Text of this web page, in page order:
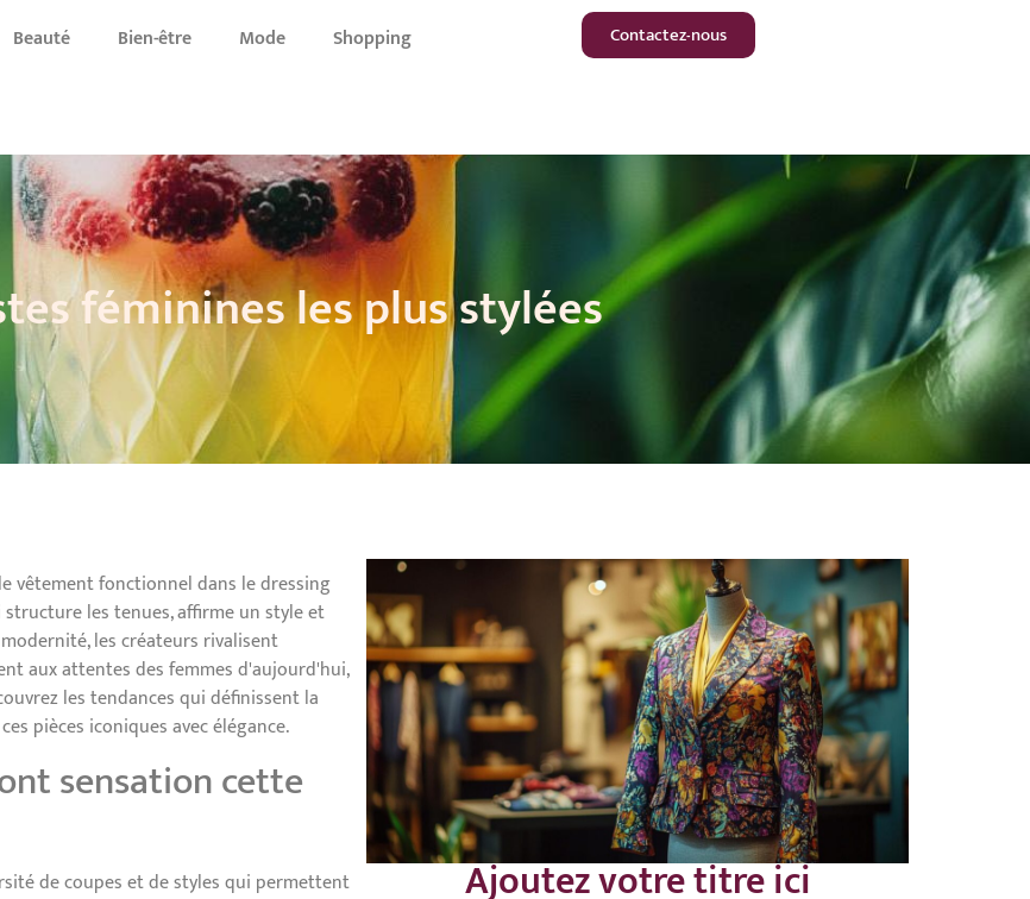
Beauté Bien-être Mode Shopping Contactez-nous
féminines les plus stylées
vêtement fonctionnel dans le dressing
les tenues, affirme un style et
les créateurs rivalisent
aux attentes des femmes d'aujourd'hui,
les tendances qui définissent la
pièces iconiques avec élégance.
sensation cette
de coupes et de styles qui permettent
Ajoutez votre titre ici